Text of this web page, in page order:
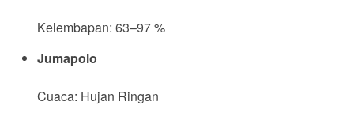
Kelembapan: 63–97 %
Jumapolo
Cuaca: Hujan Ringan